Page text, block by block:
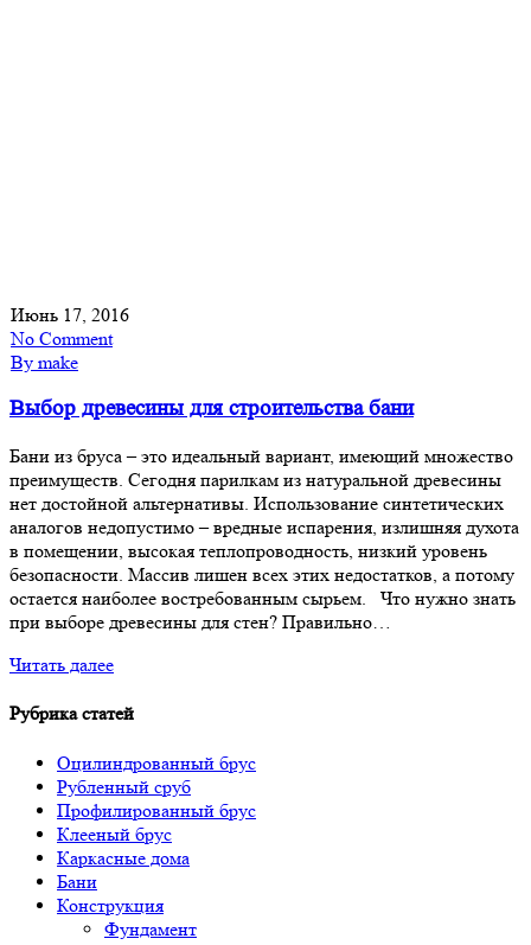
Июнь 17, 2016
No Comment
By make
Выбор древесины для строительства бани
Бани из бруса – это идеальный вариант, имеющий множество
преимуществ. Сегодня парилкам из натуральной древесины
нет достойной альтернативы. Использование синтетических
аналогов недопустимо – вредные испарения, излишняя духота
в помещении, высокая теплопроводность, низкий уровень
безопасности. Массив лишен всех этих недостатков, а потому
остается наиболее востребованным сырьем. Что нужно знать
при выборе древесины для стен? Правильно…
Читать далее
Рубрика статей
Оцилиндрованный брус
Рубленный сруб
Профилированный брус
Клееный брус
Каркасные дома
Бани
Конструкция
Фундамент